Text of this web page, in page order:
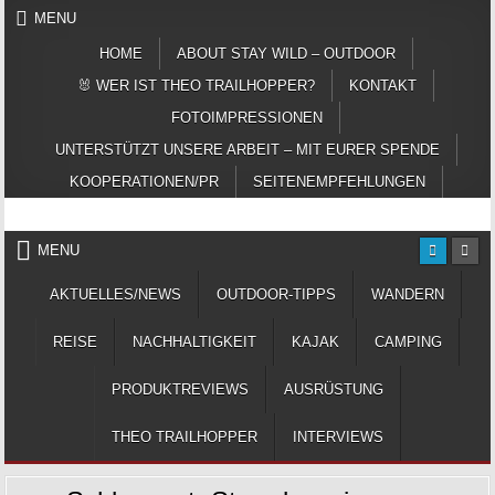
Skip to content
MENU
HOME
ABOUT STAY WILD – OUTDOOR
🐰 WER IST THEO TRAILHOPPER?
KONTAKT
FOTOIMPRESSIONEN
UNTERSTÜTZT UNSERE ARBEIT – MIT EURER SPENDE
KOOPERATIONEN/PR
SEITENEMPFEHLUNGEN
STAY WILD – OUTDOOR
MENU
AKTUELLES/NEWS OUTDOOR-TIPPS WANDERN
REISE NACHHALTIGKEIT KAJAK CAMPING
PRODUKTREVIEWS AUSRÜSTUNG
THEO TRAILHOPPER INTERVIEWS